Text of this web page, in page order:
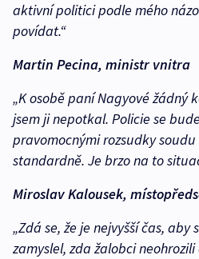
aktivní politici podle mého
povídat.“
Martin Pecina, ministr vnitra
„K osobě paní Nagyové žádný
jsem ji nepotkal. Policie se
pravomocnými rozsudky
standardně. Je brzo na to
Miroslav Kalousek,
„Zdá se, že je nejvyšší čas,
zamyslel, zda žalobci